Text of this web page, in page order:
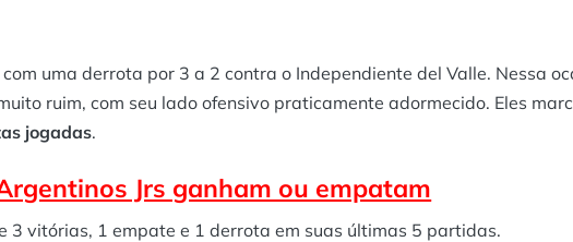
uma derrota por 3 a 2 contra o Independiente del Valle. Nessa
ruim, com seu lado ofensivo praticamente adormecido. Eles
jogadas.
Jrs ganham ou empatam
3 vitórias, 1 empate e 1 derrota em suas últimas 5 partidas.